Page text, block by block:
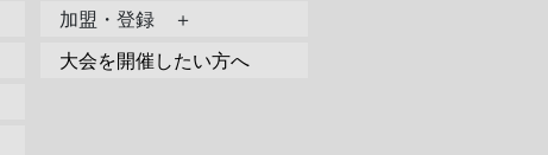
加盟・登録 ＋
大会を開催したい方へ